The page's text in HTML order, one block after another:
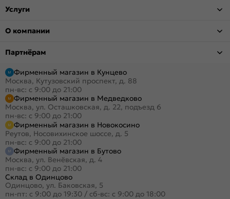
Услуги
О компании
Партнёрам
Фирменный магазин в Кунцево
Москва, Кутузовский проспект, д. 88
пн-вс: с 9:00 до 21:00
Фирменный магазин в Медведково
Москва, ул. Осташковская, д. 22, подъезд 6
пн-вс: с 9:00 до 21:00
Фирменный магазин в Новокосино
Реутов, Носовихинское шоссе, д. 5
пн-вс: с 9:00 до 21:00
Фирменный магазин в Бутово
Москва, ул. Венёвская, д. 4
пн-вс: с 9:00 до 21:00
Склад в Одинцово
Одинцово, ул. Баковская, 5
пн-пт: с 9:00 до 19:30 / сб-вс: с 9:00 до 18:00